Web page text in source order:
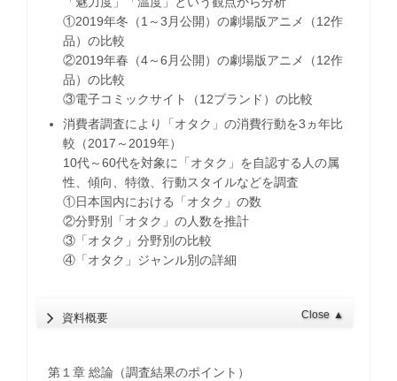
①2019年冬（1～3月公開）の劇場版アニメ（12作
品）の比較
②2019年春（4～6月公開）の劇場版アニメ（12作
品）の比較
③電子コミックサイト（12ブランド）の比較
消費者調査により「オタク」の消費行動を3ヵ年比
較（2017～2019年）
10代～60代を対象に「オタク」を自認する人の属
性、傾向、特徴、行動スタイルなどを調査
①日本国内における「オタク」の数
②分野別「オタク」の人数を推計
③「オタク」分野別の比較
④「オタク」ジャンル別の詳細
資料概要 Close ▲
第１章 総論（調査結果のポイント）